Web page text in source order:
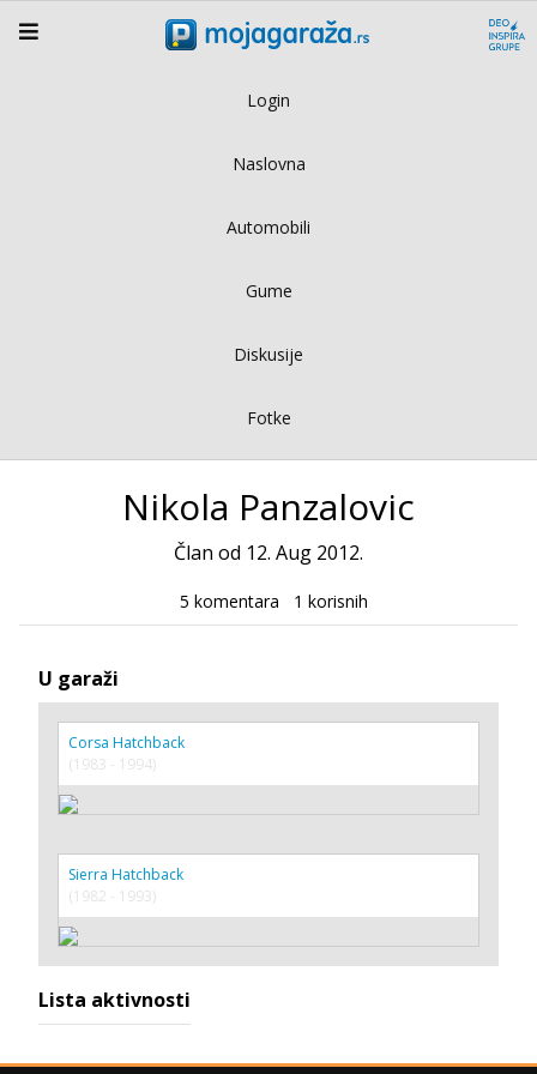
Login
Naslovna
Automobili
Gume
Diskusije
Fotke
Nikola Panzalovic
Član od 12. Aug 2012.
5 komentara 1 korisnih
U garaži
Corsa Hatchback
(1983 - 1994)
Sierra Hatchback
(1982 - 1993)
Lista aktivnosti